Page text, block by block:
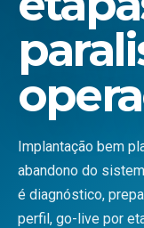
Implantação bem
abandono do
é diagnóstico,
perfil, go-live por